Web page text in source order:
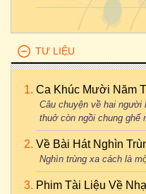
TƯ LIỆU
Ca Khúc Mười Năm
Câu chuyện về hai
thuở còn ngồi chung ghế
Về Bài Hát Nghìn
Nghìn trùng xa cách là
Phim Tài Liệu Về